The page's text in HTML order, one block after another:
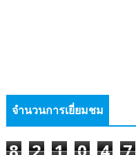
จำนวนการเยี่ยมชม